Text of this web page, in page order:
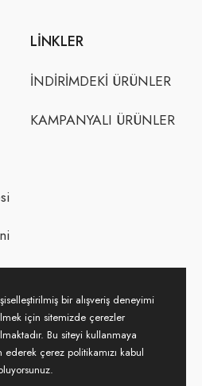
LINKLER
İNDİRİMDEKİ ÜRÜNLER
KAMPANYALI ÜRÜNLER
bir alışveriş deneyimi
için sitemizde çerezler
Bu siteyi kullanmaya
ederek çerez politikamızı kabul